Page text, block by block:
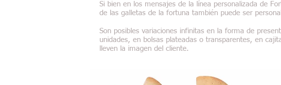
Si bien en los mensajes de la línea personalizada de
de las galletas de la fortuna también puede ser
​Son posibles variaciones infinitas en la forma de
unidades, en bolsas plateadas o transparentes, en
lleven la imagen del cliente.